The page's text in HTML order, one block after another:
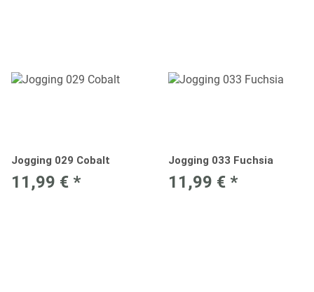
Jogging 029 Cobalt
11,99 € *
Jogging 033 Fuchsia
11,99 € *